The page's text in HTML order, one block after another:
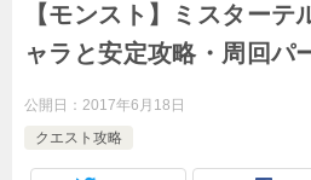
【モンスト】ミスターテ
ャラと安定攻略・周回パ
公開日： 2017年6月18日
クエスト攻略